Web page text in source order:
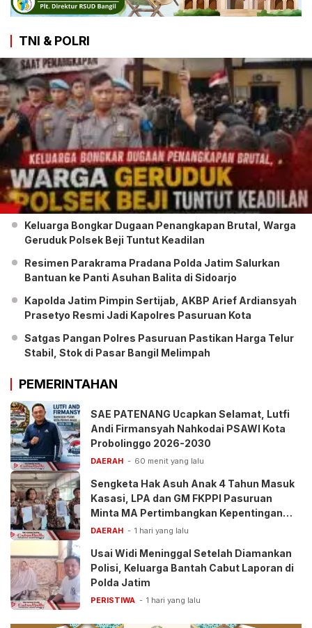
TNI & POLRI
Keluarga Bongkar Dugaan Penangkapan Brutal, Warga
Geruduk Polsek Beji Tuntut Keadilan
Resimen Parakrama Pradana Polda Jatim Salurkan
Bantuan ke Panti Asuhan Balita di Sidoarjo
Kapolda Jatim Pimpin Sertijab, AKBP Arief Ardiansyah
Prasetyo Resmi Jadi Kapolres Pasuruan Kota
Satgas Pangan Polres Pasuruan Pastikan Harga Telur
Stabil, Stok di Pasar Bangil Melimpah
PEMERINTAHAN
SAE PATENANG Ucapkan Selamat, Lutfi
Andi Firmansyah Nahkodai PSAWI Kota
Probolinggo 2026-2030
DAERAH 60 menit yang lalu
Sengketa Hak Asuh Anak 4 Tahun Masuk
Kasasi, LPA dan GM FKPPI Pasuruan
Minta MA Pertimbangkan Kepentingan
Anak
DAERAH 1 hari yang lalu
Usai Widi Meninggal Setelah Diamankan
Polisi, Keluarga Bantah Cabut Laporan di
Polda Jatim
PERISTIWA 1 hari yang lalu